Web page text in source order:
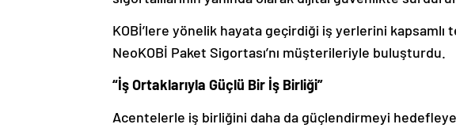
KOBİ’lere yönelik hayata geçirdiği iş yerlerini kapsamlı
NeoKOBİ Paket Sigortası’nı müşterileriyle buluşturdu.
“İş Ortaklarıyla Güçlü Bir İş Birliği”
Acentelerle iş birliğini daha da güçlendirmeyi